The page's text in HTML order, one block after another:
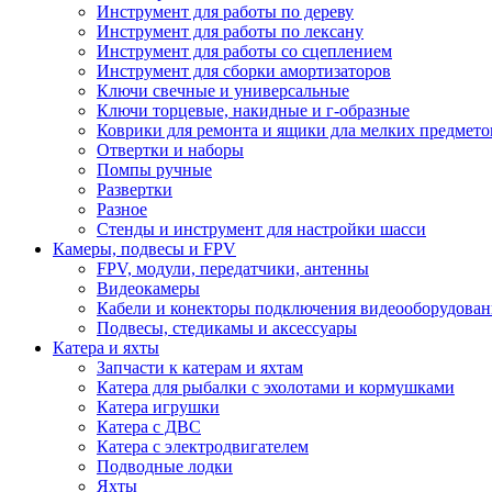
Инструмент для работы по дереву
Инструмент для работы по лексану
Инструмент для работы со сцеплением
Инструмент для сборки амортизаторов
Ключи свечные и универсальные
Ключи торцевые, накидные и г-образные
Коврики для ремонта и ящики дла мелких
Отвертки и наборы
Помпы ручные
Развертки
Разное
Стенды и инструмент для настройки шасси
Камеры, подвесы и FPV
FPV, модули, передатчики, антенны
Видеокамеры
Кабели и конекторы подключения
Подвесы, стедикамы и аксессуары
Катера и яхты
Запчасти к катерам и яхтам
Катера для рыбалки с эхолотами и кормушками
Катера игрушки
Катера с ДВС
Катера с электродвигателем
Подводные лодки
Яхты